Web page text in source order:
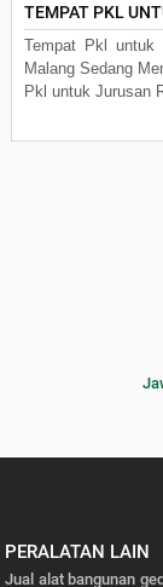
TEMPAT PKL
Tempat Pkl untuk
Malang Sedang
Pkl untuk Jurusan
PERALATAN LAIN
Jual alat bangunan